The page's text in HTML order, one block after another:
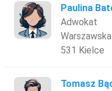
Paulina
Adwokat
531 Kielce
Tomasz